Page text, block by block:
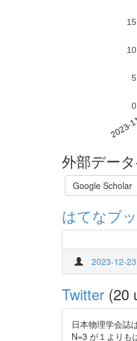
0
5
10
15
外部デー
Google Scholar
はてなブ
2023-12-
Twitter (20
日本物理学会誌
N=3 が１よりも